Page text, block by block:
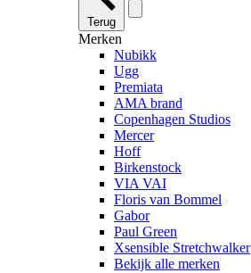
Terug
Merken
Nubikk
Ugg
Premiata
AMA brand
Copenhagen Studios
Mercer
Hoff
Birkenstock
VIA VAI
Floris van Bommel
Gabor
Paul Green
Xsensible Stretchwalker
Bekijk alle merken